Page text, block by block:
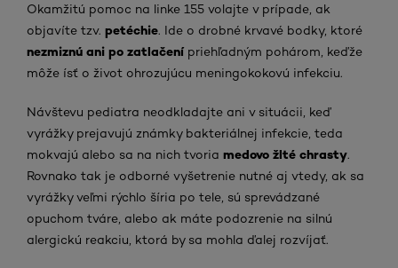
Okamžitú pomoc na linke 155 volajte v prípade, ak
objavíte tzv. petéchie. Ide o drobné krvavé bodky, ktoré
nezmiznú ani po zatlačení priehľadným pohárom, keďže
môže ísť o život ohrozujúcu meningokokovú infekciu.
Návštevu pediatra neodkladajte ani v situácii, keď
vyrážky prejavujú známky bakteriálnej infekcie, teda
mokvajú alebo sa na nich tvoria medovo žlté chrasty.
Rovnako tak je odborné vyšetrenie nutné aj vtedy, ak sa
vyrážky veľmi rýchlo šíria po tele, sú sprevádzané
opuchom tváre, alebo ak máte podozrenie na silnú
alergickú reakciu, ktorá by sa mohla ďalej rozvíjať.